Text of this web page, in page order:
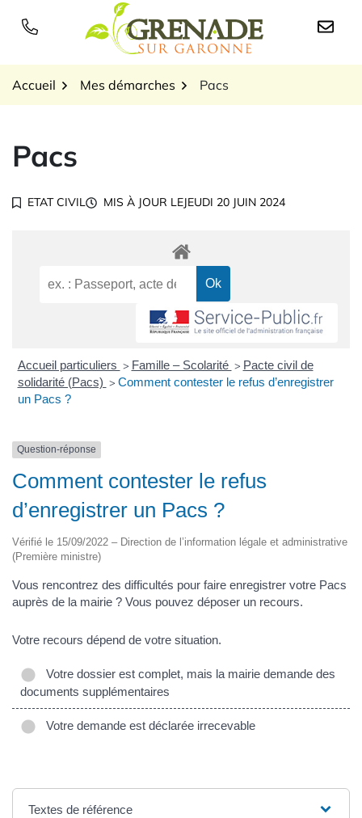
Logo Grenade sur
Accueil Mes démarches Pacs
Pacs
ETAT CIVIL MIS À JOUR LEJEUDI 20 JUIN 2024
Accueil particuliers > Famille – Scolarité > Pacte civil de
solidarité (Pacs) > Comment contester le refus d’enregistrer
un Pacs ?
Question-réponse
Comment contester le refus
d’enregistrer un Pacs ?
Vérifié le 15/09/2022 – Direction de l’information légale et administrative
(Première ministre)
Vous rencontrez des difficultés pour faire enregistrer votre Pacs
auprès de la mairie ? Vous pouvez déposer un recours.
Votre recours dépend de votre situation.
Votre dossier est complet, mais la mairie demande des
documents supplémentaires
Votre demande est déclarée irrecevable
Textes de référence